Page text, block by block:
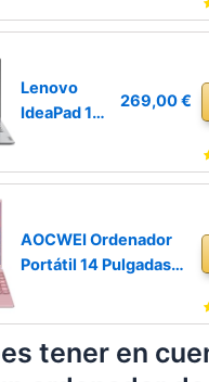
12GB de
SSD Laptop
Gaming
N5100 PC
Windows 11
con Pantalla
2,4+5GHz
Lenovo
IdeaPad 1
Portátil 15.6
(AMD
3020e, 4GB
Radeon
269,00 €
AOCWEI Ordenador
Portátil 14 Pulgadas
Celeron Intel N5095
(hasta 2.9Ghz)
tener en